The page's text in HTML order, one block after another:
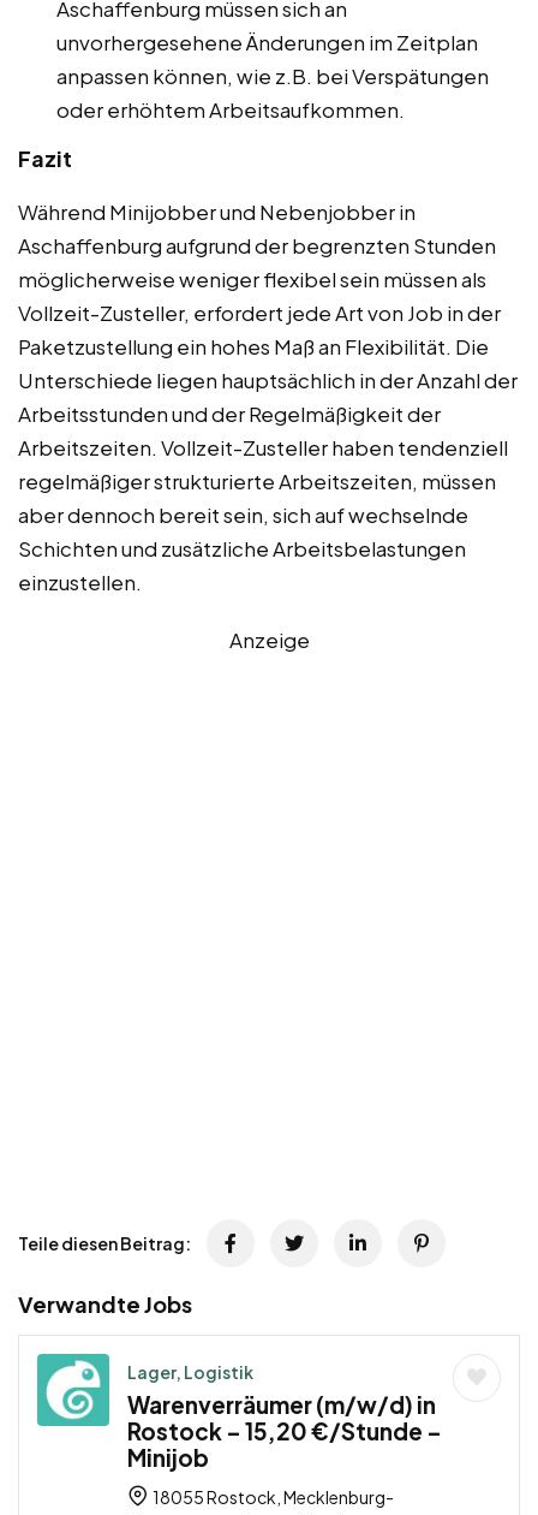
Aschaffenburg müssen sich an
unvorhergesehene Änderungen im Zeitplan
anpassen können, wie z.B. bei Verspätungen
oder erhöhtem Arbeitsaufkommen.
Fazit
Während Minijobber und Nebenjobber in
Aschaffenburg aufgrund der begrenzten Stunden
möglicherweise weniger flexibel sein müssen als
Vollzeit-Zusteller, erfordert jede Art von Job in der
Paketzustellung ein hohes Maß an Flexibilität. Die
Unterschiede liegen hauptsächlich in der Anzahl der
Arbeitsstunden und der Regelmäßigkeit der
Arbeitszeiten. Vollzeit-Zusteller haben tendenziell
regelmäßiger strukturierte Arbeitszeiten, müssen
aber dennoch bereit sein, sich auf wechselnde
Schichten und zusätzliche Arbeitsbelastungen
einzustellen.
Anzeige
Teile diesen Beitrag:
Verwandte Jobs
Lager, Logistik
Warenverräumer (m/w/d) in
Rostock – 15,20 €/Stunde –
Minijob
18055 Rostock, Mecklenburg-